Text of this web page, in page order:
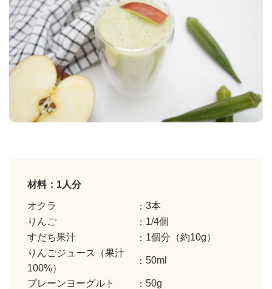
材料：1人分
オクラ
3本
りんご
1/4個
すだち果汁
1個分（約10g）
りんごジュース（果汁
100%）
50ml
プレーンヨーグルト
50g